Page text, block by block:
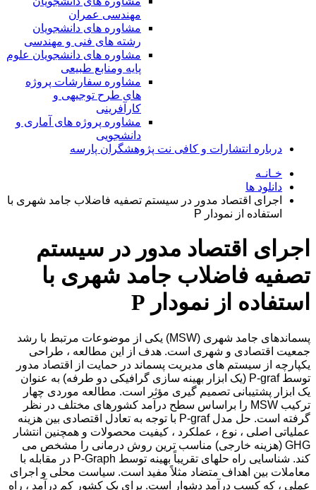
مهندسی عمران
مشاوره های دانشجویان
رشته های فنی و مهندسی
مشاوره های دانشجویان علوم
پایه ومنابع طبیعی
مشاوره سفارشات پروژه
های طرح توجیهی و
کارآفرینی
مشاوره پروژه های آماری و
دانشجویی
درباره انتشارات و کافی نت پژوهشگران پارسه
خـانـه
دانلود ها
اجرای اقتصاد مدور در سیستم تصفیه فاضلاب جامد شهری با
استفاده از نمودار P
اجرای اقتصاد مدور در سیستم
تصفیه فاضلاب جامد شهری با
استفاده از نمودار P
پسماندهای جامد شهری (MSW) یکی از موضوعات مرتبط با رشد
جمعیت اقتصادی و شهری است. هدف از این مطالعه ، طراحی
یکپارچه از سیستم های مدیریت پسماند در حمایت از اقتصاد مدور
توسط P-graf (یک ابزار بهینه سازی گرافیکی دو طرفه) به عنوان
یک ابزار پشتیبانی تصمیم گیری مؤثر است. مطالعه موردی چهار
ترکیب MSW را براساس سطح درآمد کشورهای مختلف در نظر
گرفته است. حل مدل P-graf با توجه به تعادل اقتصادی بین هزینه
عملیاتی اصلی ، نوع ، عملکرد ، کیفیت محصولات و همچنین انتشار
GHG (هزینه خارجی) مناسب ترین روش درمانی را مشخص می
کند. شناسایی راه حلهای تقریباً بهینه توسط P-Graph در مقابله با
معاملات بین اهداف متضاد مثلاً مفید است. سیاست محلی و اجرای
عملی ، که کسب درآمد دشوار است. برای یک کشور کم درآمد ، راه